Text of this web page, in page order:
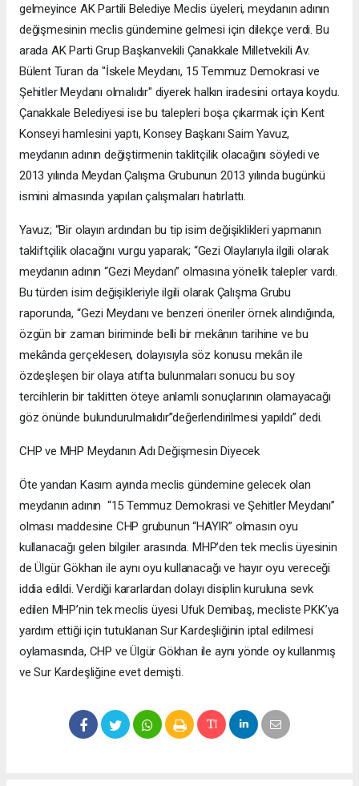
gelmeyince AK Partili Belediye Meclis üyeleri, meydanın adının
değişmesinin meclis gündemine gelmesi için dilekçe verdi. Bu
arada AK Parti Grup Başkanvekili Çanakkale Milletvekili Av.
Bülent Turan da "İskele Meydanı, 15 Temmuz Demokrasi ve
Şehitler Meydanı olmalıdır" diyerek halkın iradesini ortaya koydu.
Çanakkale Belediyesi ise bu talepleri boşa çıkarmak için Kent
Konseyi hamlesini yaptı, Konsey Başkanı Saim Yavuz,
meydanın adının değiştirmenin taklitçilik olacağını söyledi ve
2013 yılında Meydan Çalışma Grubunun 2013 yılında bugünkü
ismini almasında yapılan çalışmaları hatırlattı.
Yavuz; “Bir olayın ardından bu tip isim değişiklikleri yapmanın
takliftçilik olacağını vurgu yaparak; “Gezi Olaylarıyla ilgili olarak
meydanın adının “Gezi Meydanı” olmasına yönelik talepler vardı.
Bu türden isim değişikleriyle ilgili olarak Çalışma Grubu
raporunda, “Gezi Meydanı ve benzeri öneriler örnek alındığında,
özgün bir zaman biriminde belli bir mekânın tarihine ve bu
mekânda gerçeklesen, dolayısıyla söz konusu mekân ile
özdeşleşen bir olaya atıfta bulunmaları sonucu bu soy
tercihlerin bir taklitten öteye anlamlı sonuçlarının olamayacağı
göz önünde bulundurulmalıdır”değerlendirilmesi yapıldı” dedi.
CHP ve MHP Meydanın Adı Değişmesin Diyecek
Öte yandan Kasım ayında meclis gündemine gelecek olan
meydanın adının “15 Temmuz Demokrasi ve Şehitler Meydanı”
olması maddesine CHP grubunun “HAYIR” olmasın oyu
kullanacağı gelen bilgiler arasında. MHP’den tek meclis üyesinin
de Ülgür Gökhan ile aynı oyu kullanacağı ve hayır oyu vereceği
iddia edildi. Verdiği kararlardan dolayı disiplin kuruluna sevk
edilen MHP’nin tek meclis üyesi Ufuk Demibaş, mecliste PKK’ya
yardım ettiği için tutuklanan Sur Kardeşliğinin iptal edilmesi
oylamasında, CHP ve Ülgür Gökhan ile aynı yönde oy kullanmış
ve Sur Kardeşliğine evet demişti.